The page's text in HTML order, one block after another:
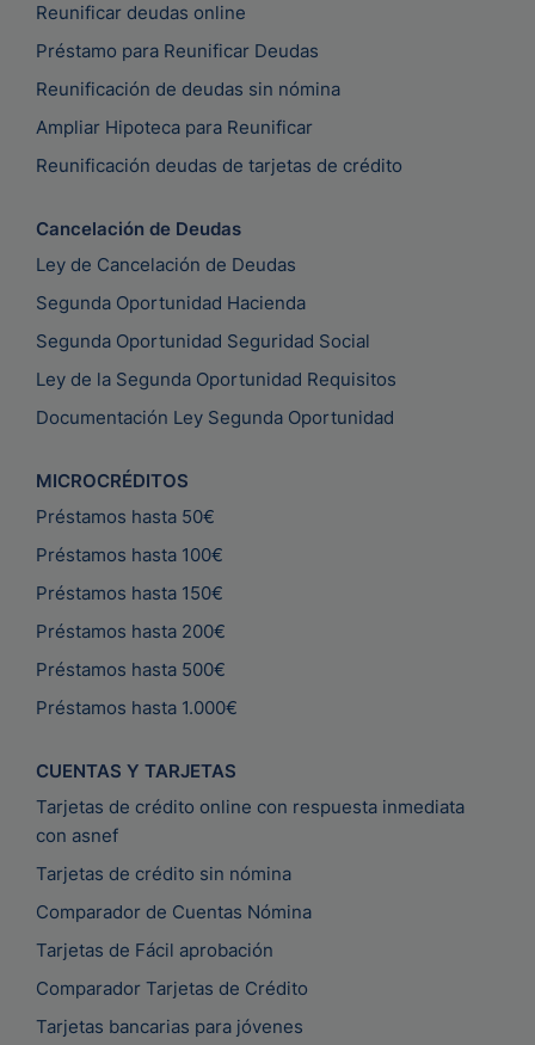
Reunificar deudas online
Préstamo para Reunificar Deudas
Reunificación de deudas sin nómina
Ampliar Hipoteca para Reunificar
Reunificación deudas de tarjetas de crédito
Cancelación de Deudas
Ley de Cancelación de Deudas
Segunda Oportunidad Hacienda
Segunda Oportunidad Seguridad Social
Ley de la Segunda Oportunidad Requisitos
Documentación Ley Segunda Oportunidad
MICROCRÉDITOS
Préstamos hasta 50€
Préstamos hasta 100€
Préstamos hasta 150€
Préstamos hasta 200€
Préstamos hasta 500€
Préstamos hasta 1.000€
CUENTAS Y TARJETAS
Tarjetas de crédito online con respuesta inmediata
con asnef
Tarjetas de crédito sin nómina
Comparador de Cuentas Nómina
Tarjetas de Fácil aprobación
Comparador Tarjetas de Crédito
Tarjetas bancarias para jóvenes